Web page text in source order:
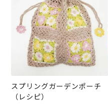
スプリングガーデンポーチ
（レシピ）